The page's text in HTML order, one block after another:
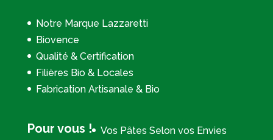
Notre Marque Lazzaretti
Biovence
Qualité & Certification
Filières Bio & Locales
Fabrication Artisanale & Bio
Pour vous !
Vos Pâtes Selon vos Envies